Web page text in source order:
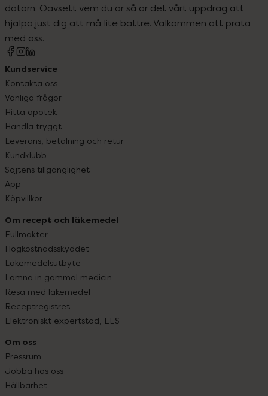
datorn. Oavsett vem du är så är det vårt uppdrag att
hjälpa just dig att må lite bättre. Välkommen att prata
med oss.
Kundservice
Kontakta oss
Vanliga frågor
Hitta apotek
Handla tryggt
Leverans, betalning och retur
Kundklubb
Sajtens tillgänglighet
App
Köpvillkor
Om recept och läkemedel
Fullmakter
Högkostnadsskyddet
Läkemedelsutbyte
Lämna in gammal medicin
Resa med läkemedel
Receptregistret
Elektroniskt expertstöd, EES
Om oss
Pressrum
Jobba hos oss
Hållbarhet